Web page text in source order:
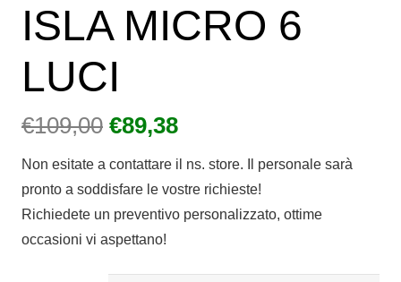
ISLA MICRO 6
LUCI
€109,00 Il
originale
era:
€109,00.
€89,38Il
attuale
è:
€89,38.
Non esitate a contattare il ns. store. Il personale sarà
pronto a soddisfare le vostre richieste!
Richiedete un preventivo personalizzato, ottime
occasioni vi aspettano!